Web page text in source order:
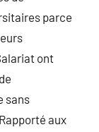
parce
ont
sans
aux